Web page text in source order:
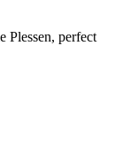
perfect